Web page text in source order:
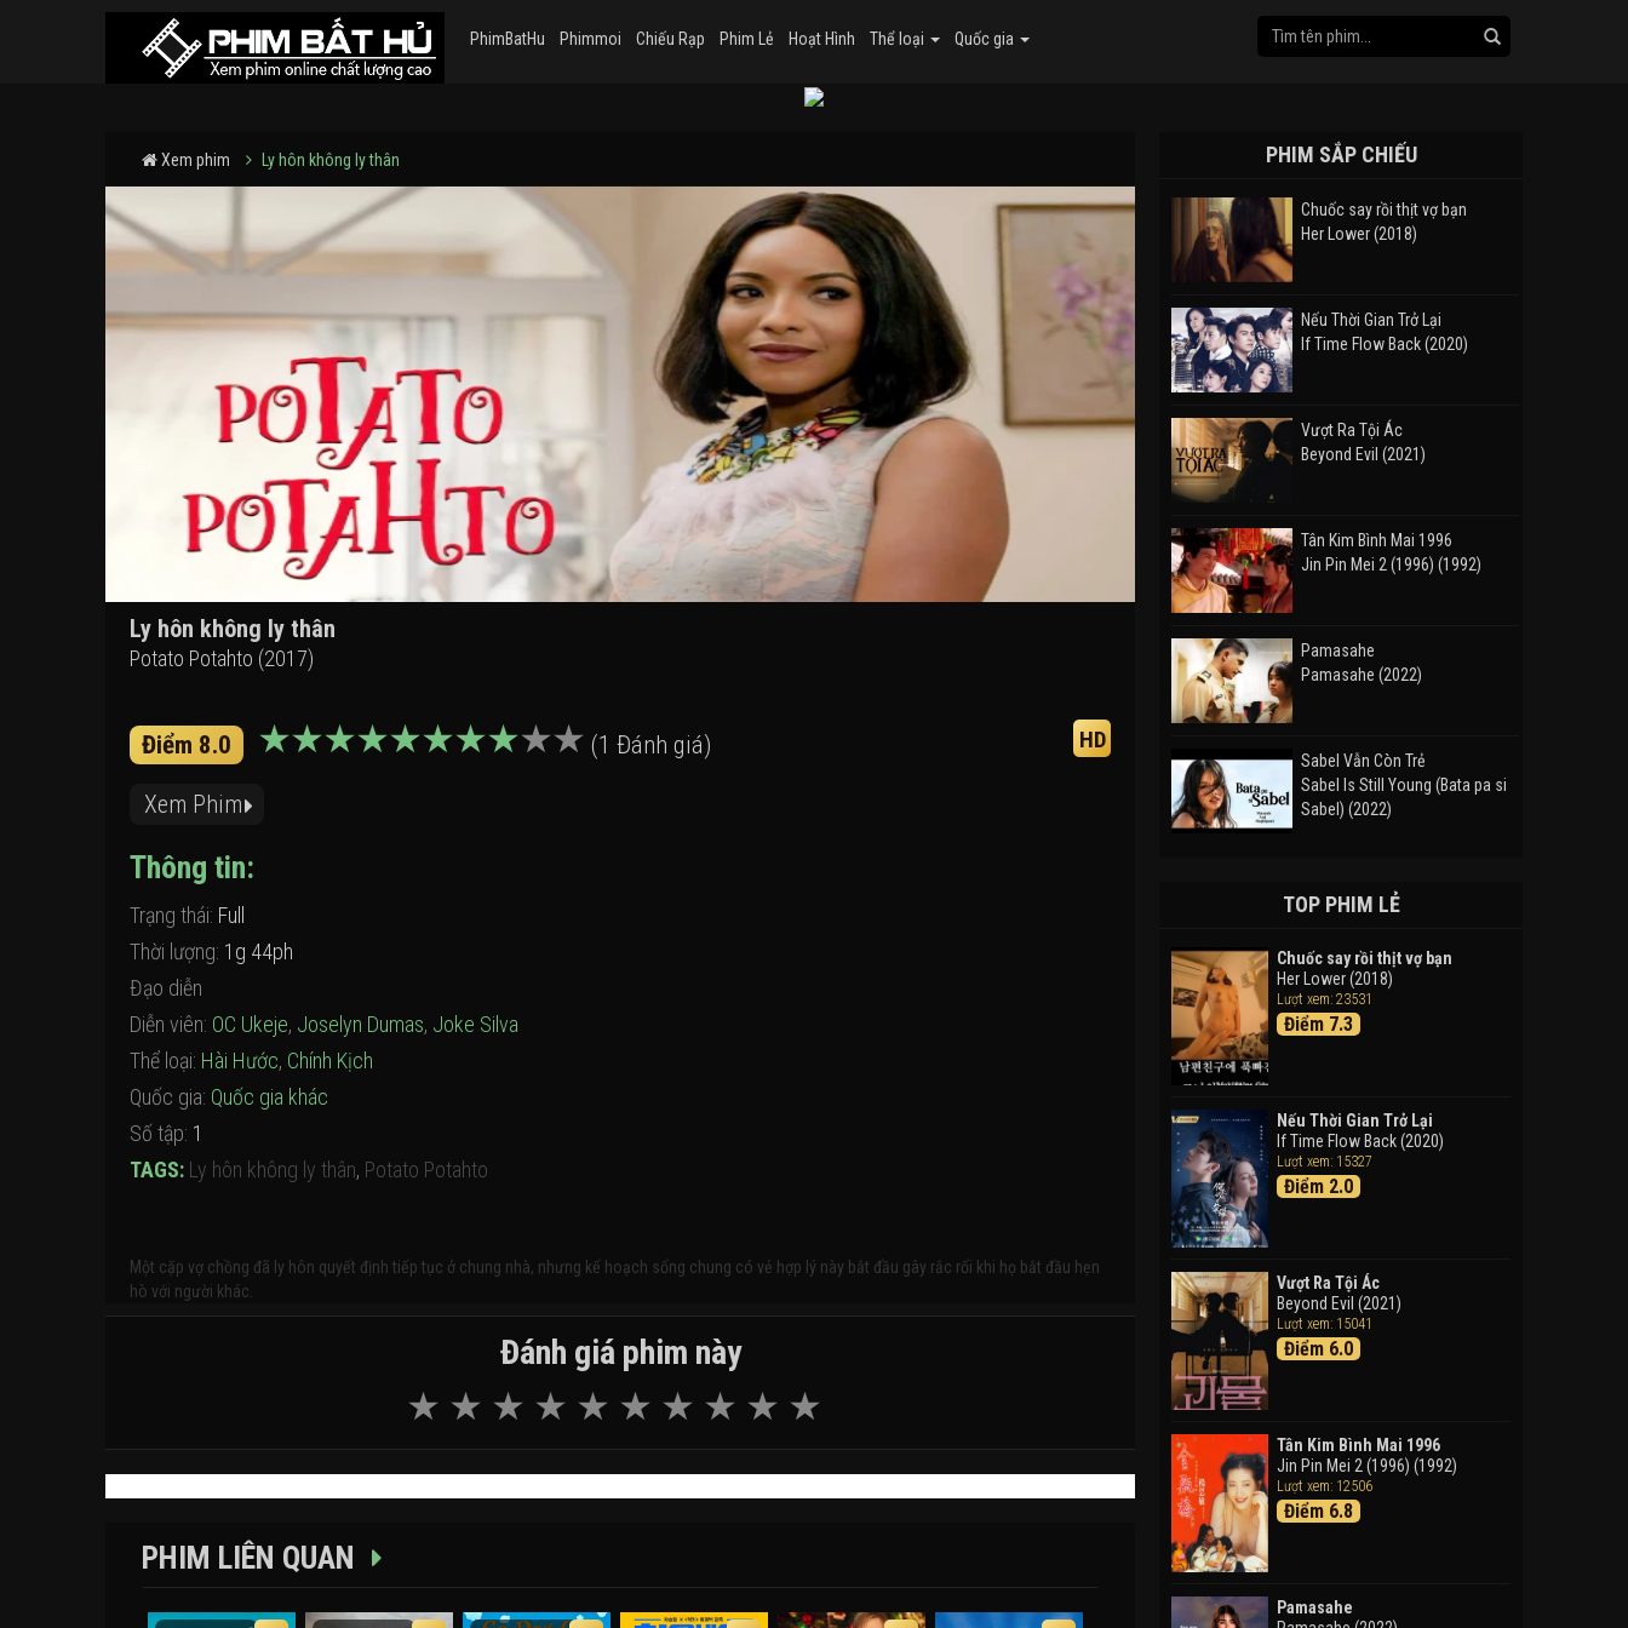
PhimBatHu Phimmoi Chiếu Rạp Phim Lẻ Hoạt Hình Thể loại Quốc gia
Xem phim Ly hôn không ly thân
Ly hôn không ly thân
Potato Potahto (2017)
Điểm 8.0 (1 Đánh giá) HD
Xem Phim
Thông tin:
Trạng thái: Full
Thời lượng: 1g 44ph
Đạo diễn
Diễn viên: OC Ukeje, Joselyn Dumas, Joke Silva
Thể loại: Hài Hước, Chính Kịch
Quốc gia: Quốc gia khác
Số tập: 1
TAGS: Ly hôn không ly thân, Potato Potahto
Một cặp vợ chồng đã ly hôn quyết định tiếp tục ở chung nhà, nhưng kế hoạch sống chung có vẻ hợp lý này bắt đầu gây rắc rối khi họ bắt đầu hẹn
hò với người khác.
Đánh giá phim này
PHIM LIÊN QUAN
PHIM SẮP CHIẾU
Chuốc say rồi thịt vợ bạn
Her Lower (2018)
Nếu Thời Gian Trở Lại
If Time Flow Back (2020)
Vượt Ra Tội Ác
Beyond Evil (2021)
Tân Kim Bình Mai 1996
Jin Pin Mei 2 (1996) (1992)
Pamasahe
Pamasahe (2022)
Sabel Vẫn Còn Trẻ
Sabel Is Still Young (Bata pa si
Sabel) (2022)
Takas (2024)
Thám Tử Lừng Danh Conan 26:
Tàu Ngầm Sắt Màu Đen
Detective Conan: Black Iron
Phiêu Lưu Vào Thế Giới Trong
Tranh
Doraemon the Movie: Nobita's
Art World Tales (2025)
Tháng Ngày Tươi Đẹp
TOP PHIM LẺ
Chuốc say rồi thịt vợ bạn
Her Lower (2018)
Lượt xem: 23531
Điểm 7.3
Nếu Thời Gian Trở Lại
If Time Flow Back (2020)
Lượt xem: 15327
Điểm 2.0
Vượt Ra Tội Ác
Beyond Evil (2021)
Lượt xem: 15041
Điểm 6.0
Tân Kim Bình Mai 1996
Jin Pin Mei 2 (1996) (1992)
Lượt xem: 12506
Điểm 6.8
Pamasahe